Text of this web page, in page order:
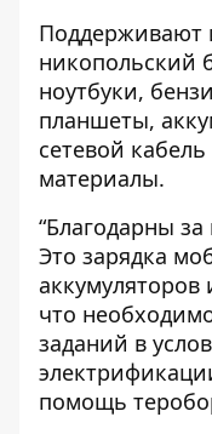
Поддерживают
никопольский
ноутбуки,
планшеты,
сетевой
материалы.
“Благодарны
Это зарядка
аккумуляторов
что
заданий в
помощь